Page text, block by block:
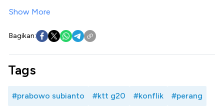
Show More
Bagikan:
Tags
#prabowo subianto #ktt g20 #konflik #perang